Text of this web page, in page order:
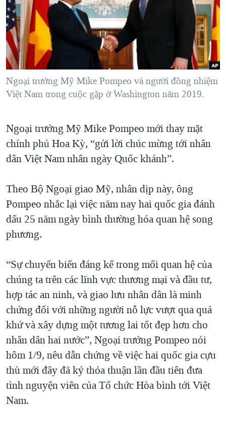
"Tìm"NGƯỜI VIỆT HẢI NGOẠI
ĐỜI SỐNG
KINH TẾ
KHOA HỌC
SỨC KHOẺ
TẠI
HÀNH TRÌNH BẦU CỬ 2024
MỘT NĂM CHIẾN TRANH TẠI DẢI GAZA
GIẢI MÃ VÀNH ĐAI & CON ĐƯỜNG
TRỊNH VĨNH BÌNH - NGƯỜI HẠ 'BÊN THẮNG CUỘC'
CHI PHÍ CHIẾN TRANH AFGHANISTAN
CÁC GIÁ TRỊ CỘNG HÒA Ở VIỆT NAM
THƯỢNG ĐỈNH TRUMP-KIM TẠI VIỆT NAM
TRỊNH VĨNH BÌNH VS. CHÍNH PHỦ VIỆT NAM
NGƯ DÂN VIỆT VÀ LÀN SÓNG TRỘM HẢI SÂM
BÊN KIA QUỐC LỘ: TIẾNG VỌNG TỪ NÔNG THÔN MỸ
QUAN HỆ VIỆT MỸ
VIDEO
NGHE
MẠNG XÃ HỘI
Ngôn ngữ khác
Ngoại trưởng Mỹ Mike Pompeo và người đồng nhiệm
Việt Nam trong cuộc gặp ở Washington năm 2019.
Ngoại trưởng Mỹ Mike Pompeo mới thay mặt
chính phủ Hoa Kỳ, “gửi lời chúc mừng tới nhân
dân Việt Nam nhân ngày Quốc khánh”.
Theo Bộ Ngoại giao Mỹ, nhân dịp này, ông
Pompeo nhắc lại việc năm nay hai quốc gia đánh
dấu 25 năm ngày bình thường hóa quan hệ song
phương.
“Sự chuyển biến đáng kể trong mối quan hệ của
chúng ta trên các lĩnh vực thương mại và đầu tư,
hợp tác an ninh, và giao lưu nhân dân là minh
chứng đối với những người nỗ lực vượt qua quá
khứ và xây dựng một tương lai tốt đẹp hơn cho
nhân dân hai nước”, Ngoại trưởng Pompeo nói
hôm 1/9, nêu dẫn chứng về việc hai quốc gia cựu
thù mới đây đã ký thỏa thuận lần đầu tiên đưa
tình nguyện viên của Tổ chức Hòa bình tới Việt
Nam.